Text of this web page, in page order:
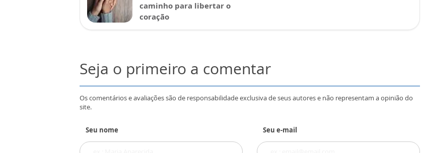
caminho para libertar o
coração
Seja o primeiro a comentar
Os comentários e avaliações são de responsabilidade exclusiva de seus autores e não representam a opinião do
site.
Seu nome Seu e-mail